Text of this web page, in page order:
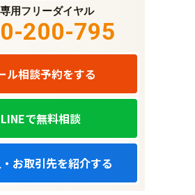
用フリーダイヤル
200-795
ル相談予約をする
LINEで無料相談
お取引先を紹介する